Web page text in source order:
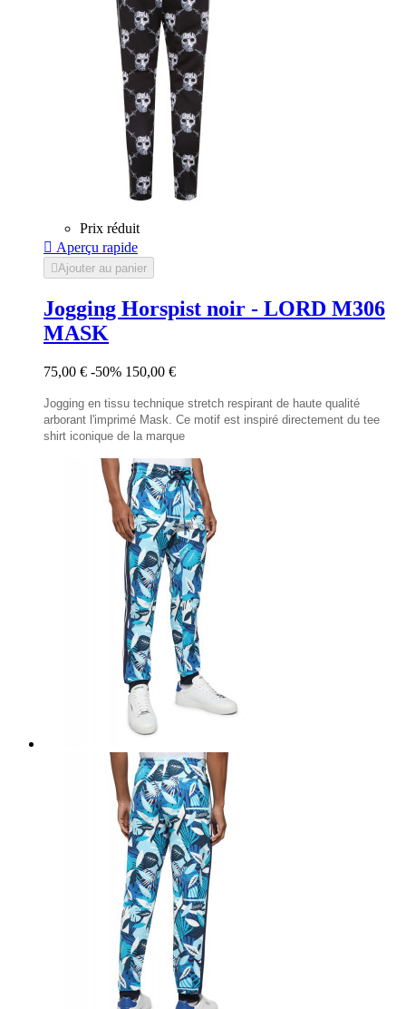
Prix réduit
 Aperçu rapide
Ajouter au panier
Jogging Horspist noir - LORD M306
MASK
75,00 € -50% 150,00 €
Jogging en tissu technique stretch respirant de haute qualité
arborant l'imprimé Mask. Ce motif est inspiré directement du tee
shirt iconique de la marque